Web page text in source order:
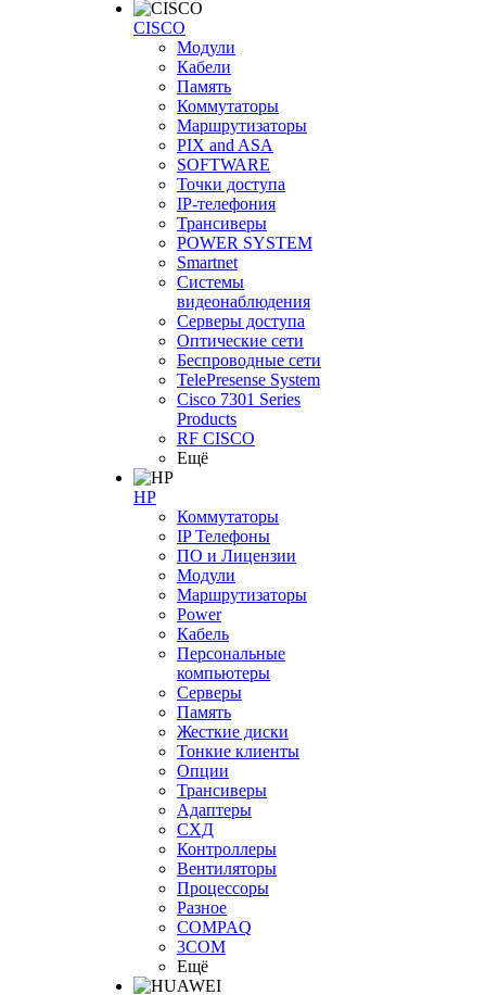
CISCO
Модули
Кабели
Память
Коммутаторы
Маршрутизаторы
PIX and ASA
SOFTWARE
Точки доступа
IP-телефония
Трансиверы
POWER SYSTEM
Smartnet
Системы
видеонаблюдения
Серверы доступа
Оптические сети
Беспроводные сети
TelePresense System
Cisco 7301 Series
Products
RF CISCO
Ещё
HP
Коммутаторы
IP Телефоны
ПО и Лицензии
Модули
Маршрутизаторы
Power
Кабель
Персональные
компьютеры
Серверы
Память
Жесткие диски
Тонкие клиенты
Опции
Трансиверы
Адаптеры
СХД
Контроллеры
Вентиляторы
Процессоры
Разное
COMPAQ
3COM
Ещё